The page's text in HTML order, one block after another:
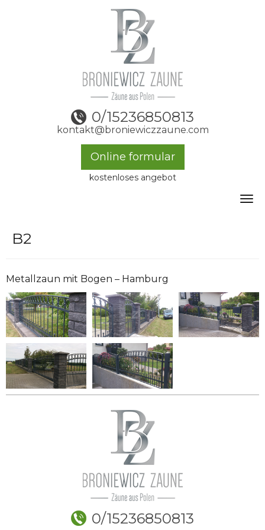
0/15236850813
kontakt@broniewiczzaune.com
Online formular
kostenloses angebot
B2
Metallzaun mit Bogen – Hamburg
0/15236850813